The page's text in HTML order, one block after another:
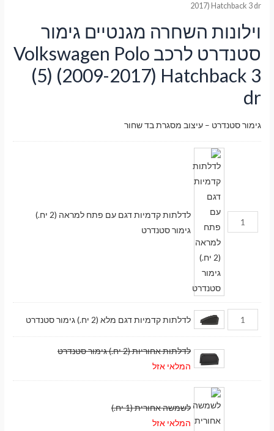
2017) Hatchback 3 dr
וילונות השחרה מגנטיים גימור
סטנדרט לרכב Volkswagen Polo
(5) (2009-2017) Hatchback 3
dr
גימור סטנדרט – עיצוב מסגרת בד שחור
לדלתות קדמיות דגם עם פתח למראה (2 יח.)
גימור סטנדרט
לדלתות קדמיות דגם מלא (2 יח.) גימור סטנדרט
לדלתות אחוריות (2 יח.) גימור סטנדרט
המלאי אזל
לשמשה אחורית (1 יח.)
המלאי אזל